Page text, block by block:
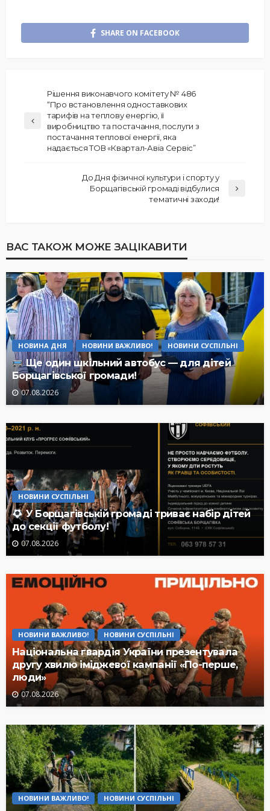
SHARE ON FACEBOOK
Рішення виконавчого комітету № 486
“Про встановлення одноставкових
тарифів на теплову енергію, її
виробництво та постачання, послуги з
постачання теплової енергії, яка
надається ТОВ «Квартал-Авіа Сервіс”
До Дня фізичної культури і спорту у
Борщагівській громаді відбулися
тематичні заходи!
ВАС ТАКОЖ МОЖЕ ЗАЦІКАВИТИ
НОВИНА ДНЯ НОВИНИ ВАЖЛИВО! НОВИНИ СУСПІЛЬНІ
Ще один шкільний автобус — для дітей
Борщагівської громади!
07.08.2026
НОВИНИ СУСПІЛЬНІ
У Борщагівській громаді триває набір дітей
до секції футболу!
07.08.2026
НОВИНИ ВАЖЛИВО! НОВИНИ СУСПІЛЬНІ
Національна гвардія України презентувала
другу хвилю іміджевої кампанії «По-перше,
люди»
07.08.2026
НОВИНИ ВАЖЛИВО! НОВИНИ СУСПІЛЬНІ